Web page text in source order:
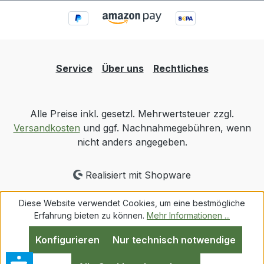
Service Über uns Rechtliches
Alle Preise inkl. gesetzl. Mehrwertsteuer zzgl.
Versandkosten und ggf. Nachnahmegebühren, wenn
nicht anders angegeben.
Realisiert mit Shopware
Diese Website verwendet Cookies, um eine bestmögliche
Erfahrung bieten zu können. Mehr Informationen ...
Nur technisch notwendige
Konfigurieren